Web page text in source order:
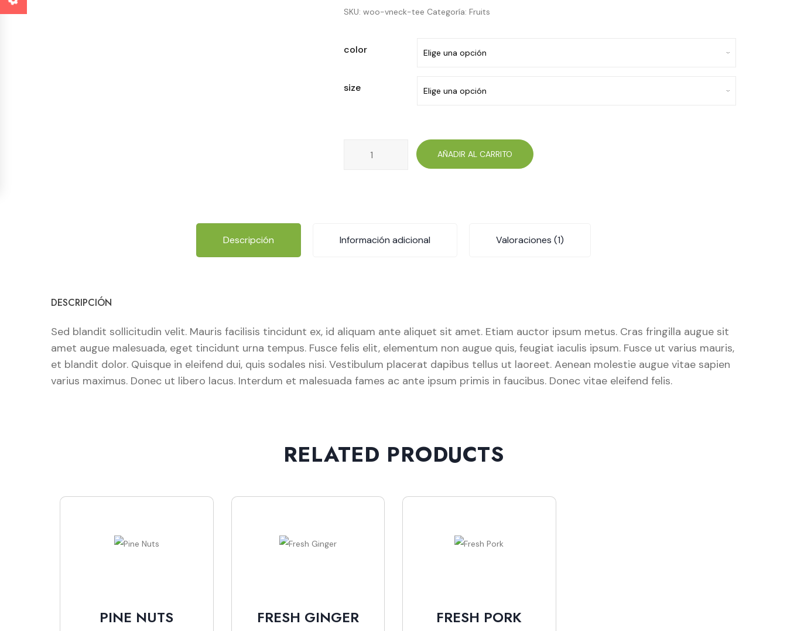
SKU: woo-vneck-tee Categoría: Fruits
color
size
AÑADIR AL CARRITO
Descripción Información adicional Valoraciones (1)
DESCRIPCIÓN
Sed blandit sollicitudin velit. Mauris facilisis tincidunt ex, id aliquam ante aliquet sit amet. Etiam auctor ipsum metus. Cras fringilla augue sit
amet augue malesuada, eget tincidunt urna tempus. Fusce felis elit, elementum non augue quis, feugiat iaculis ipsum. Fusce ut varius mauris,
et blandit dolor. Quisque in eleifend dui, quis sodales nisi. Vestibulum placerat dapibus tellus ut laoreet. Aenean molestie augue vitae sapien
varius maximus. Donec ut libero lacus. Interdum et malesuada fames ac ante ipsum primis in faucibus. Donec vitae eleifend felis.
RELATED PRODUCTS
PINE NUTS FRESH GINGER FRESH PORK